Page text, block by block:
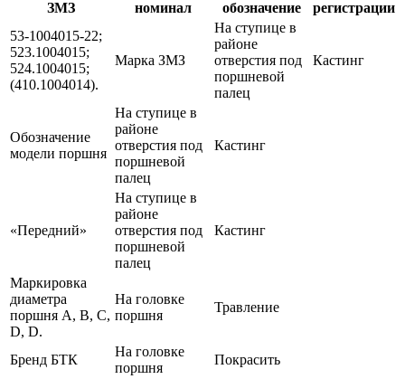
ЗМЗ
номинал
обозначение
регистрации
53-1004015-22;
523.1004015;
524.1004015;
(410.1004014).
Марка ЗМЗ
На ступице в
районе
отверстия под
поршневой
палец
Кастинг
Обозначение
модели поршня
На ступице в
районе
отверстия под
поршневой
палец
Кастинг
«Передний»
На ступице в
районе
отверстия под
поршневой
палец
Кастинг
Маркировка
диаметра
поршня A, B, C,
D, D.
На головке
поршня
Травление
Бренд БТК
На головке
поршня
Покрасить